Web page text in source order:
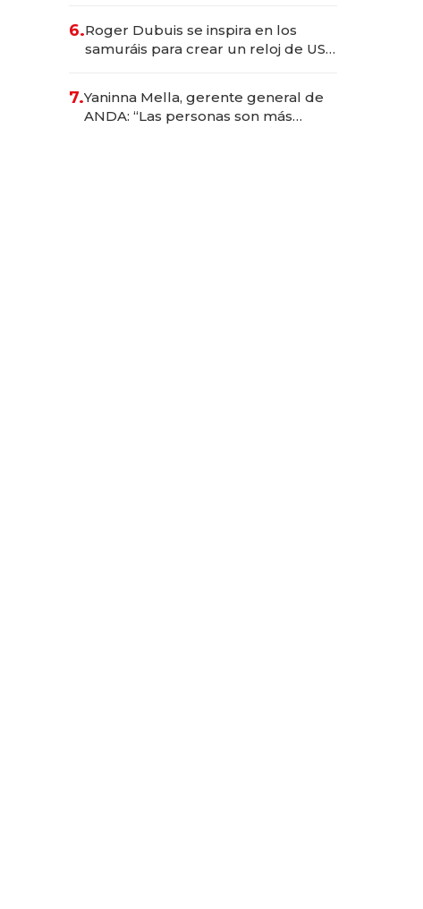
6.Roger Dubuis se inspira en los
samuráis para crear un reloj de US$
7.Yaninna Mella, gerente general de
ANDA: “Las personas son más